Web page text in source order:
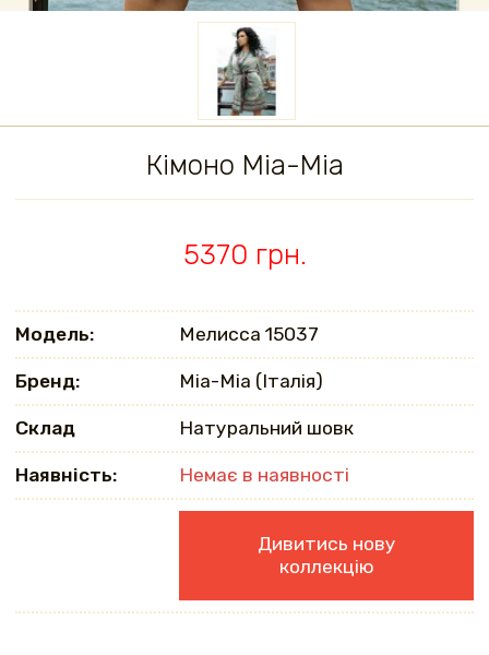
Кімоно Mia-Mia
5370 грн.
Модель: Мелисса 15037
Бренд: Mia-Mia (Італія)
Склад Натуральний шовк
Наявність: Немає в наявності
Дивитись нову
коллекцію